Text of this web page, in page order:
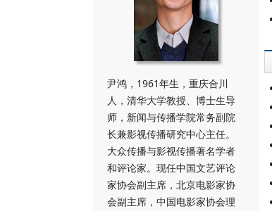
尹鸿，1961年生，重庆合川
人，清华大学教授、博士生导
师，新闻与传播学院常务副院
长兼影视传播研究中心主任。
大众传播与影视传播著名学者
和评论家。现任中国文艺评论
家协会副主席，北京电影家协
会副主席，中国电影家协会理